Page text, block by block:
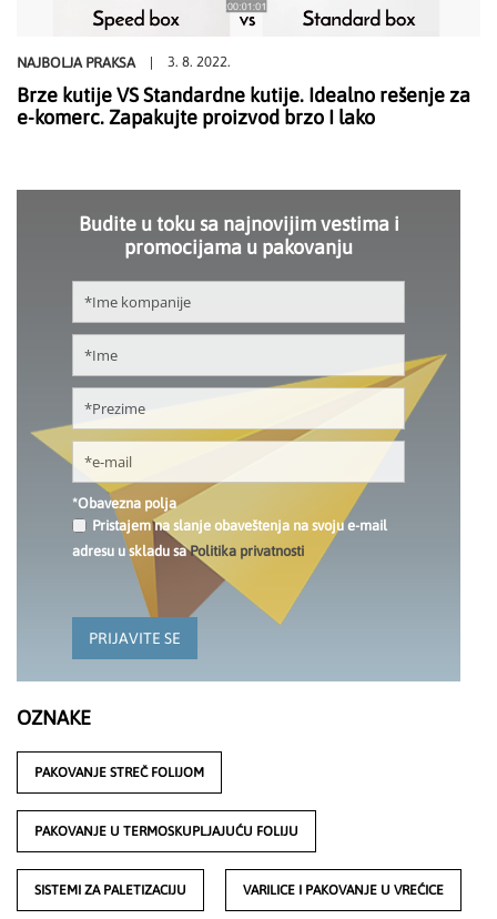
NAJBOLJA PRAKSA 3. 8. 2022.
Brze kutije VS Standardne kutije. Idealno rešenje za
e-komerc. Zapakujte proizvod brzo I lako
Budite u toku sa najnovijim vestima i
promocijama u pakovanju
*Obavezna polja
Pristajem na slanje obaveštenja na svoju e-mail
adresu u skladu saPolitika privatnosti
PRIJAVITE SE
OZNAKE
PAKOVANJE STREČ FOLIJOM
PAKOVANJE U TERMOSKUPLJAJUĆU FOLIJU
SISTEMI ZA PALETIZACIJU VARILICE I PAKOVANJE U VREĆICE